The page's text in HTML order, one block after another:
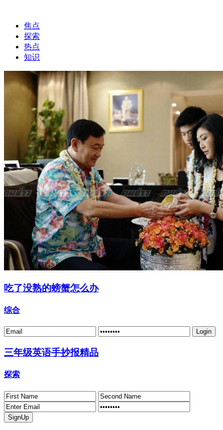
焦点
探索
热点
知识
吃了没熟的螃蟹怎么办
综合
三年级英语手抄报精品
探索